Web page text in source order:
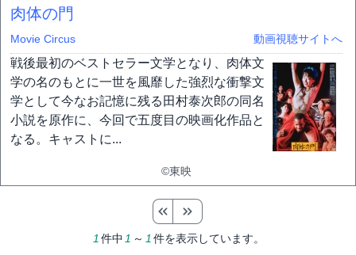
肉体の門
Movie Circus 動画視聴サイトへ
戦後最初のベストセラー文学となり、肉体文
学の名のもとに一世を風靡した強烈な衝撃文
学として今なお記憶に残る田村泰次郎の同名
小説を原作に、今回で五度目の映画化作品と
なる。キャストに...
©東映
1件中1 ～ 1件を表示しています。